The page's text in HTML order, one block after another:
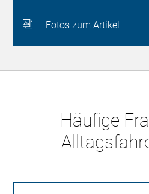
Fotos zum Artikel
Häufige